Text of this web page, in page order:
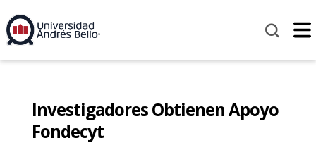
Investigadores Obtienen Apoyo
Fondecyt